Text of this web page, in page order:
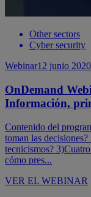
Other sectors
Cyber security
Webinar12 junio 2020
OnDemand
Información,
Contenido del
toman las
tecnicismos?
cómo pres...
VER EL WEBINAR